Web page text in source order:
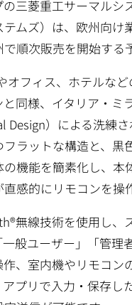
三菱重工サーマル
ムズ）は、欧州向け
順次販売を開始する
オフィス、ホテルな
同様、イタリア・
Design）による洗
ラットな構造と、
機能を簡素化し、
感的にリモコンを操
無線技術を使用し、
般ユーザー」「管
作、室内機やリモコ
アプリで入力・保存